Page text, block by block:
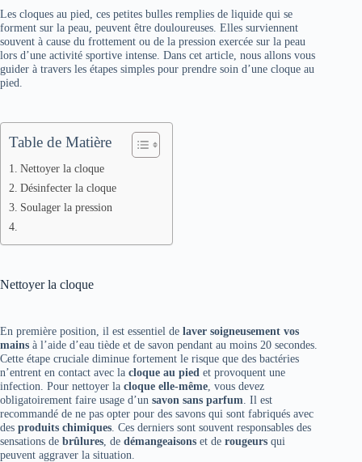
Les cloques au pied, ces petites bulles remplies de liquide qui se
forment sur la peau, peuvent être douloureuses. Elles surviennent
souvent à cause du frottement ou de la pression exercée sur la peau
lors d’une activité sportive intense. Dans cet article, nous allons vous
guider à travers les étapes simples pour prendre soin d’une cloque au
pied.
Table de Matière
Nettoyer la cloque
Désinfecter la cloque
Soulager la pression
Nettoyer la cloque
En première position, il est essentiel de laver soigneusement vos
mains à l’aide d’eau tiède et de savon pendant au moins 20 secondes.
Cette étape cruciale diminue fortement le risque que des bactéries
n’entrent en contact avec la cloque au pied et provoquent une
infection. Pour nettoyer la cloque elle-même , vous devez
obligatoirement faire usage d’un savon sans parfum . Il est
recommandé de ne pas opter pour des savons qui sont fabriqués avec
des produits chimiques . Ces derniers sont souvent responsables des
sensations de brûlures , de démangeaisons et de rougeurs qui
peuvent aggraver la situation.